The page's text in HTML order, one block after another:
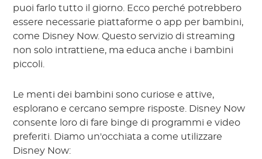
puoi farlo tutto il giorno. Ecco perché potrebbero
essere necessarie piattaforme o app per bambini,
come Disney Now. Questo servizio di streaming
non solo intrattiene, ma educa anche i bambini
piccoli.
Le menti dei bambini sono curiose e attive,
esplorano e cercano sempre risposte. Disney Now
consente loro di fare binge di programmi e video
preferiti. Diamo un'occhiata a come utilizzare
Disney Now: